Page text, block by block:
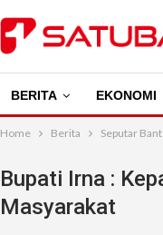
BERITA EKONOMI
Home Berita Seputar
Bupati Irna :
Masyarakat